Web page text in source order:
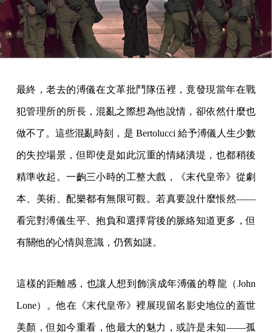
最終，老去的溥儀在文革批鬥隊伍裡，竟發現當年在戰
犯管理所的所長，混亂之際想為他說情，卻依然什麼也
做不了。這些混亂時刻，是 Bertolucci 給予溥儀人生少數
的失控場景，但即使是如此沉重的情緒潰堤，也都稍後
精準收起。一齣三小時的工整大戲，《末代皇帝》從劇
本、美術、配樂都有無限可觀。若真要說什麼悵然——
看完對溥儀生平、抱負和選擇背後的脈絡知道更多，但
有關他的心情與意識，仍舊如謎。
這樣的距離感，也讓人想到飾演成年溥儀的尊龍（John
Lone）。他在《末代皇帝》裡展現留名影史地位的蓋世
美顏，但如今重看，他最大的魅力，或許是未知——孤